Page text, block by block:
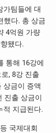
가팀들에 대
했다. 총 상금
4억원 가량
됐다.
통해 16강에
, 8강 진출
상금이 증액
진출 상금이
적 지급된다.
국제대회